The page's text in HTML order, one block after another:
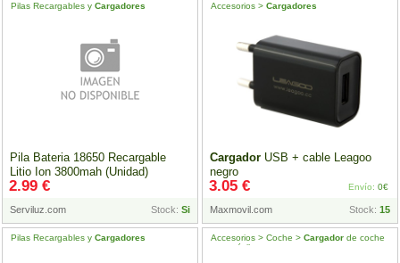
Pila Bateria 18650 Recargable
Litio Ion 3800mah (Unidad)
Pilas Recargables y Cargadores
Serviluz.com Stock: Si
2.99 €
Cargador USB + cable Leagoo
negro
Accesorios > Cargadores
Maxmovil.com Stock: 15
3.05 € Envío: 0€
Pilas Recargables y Cargadores Accesorios > Coche > Cargador de coche
para móvil